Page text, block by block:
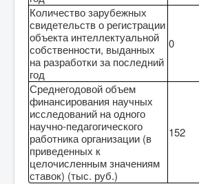
Количество зарубежных
свидетельств о регистрации
объекта интеллектуальной
собственности, выданных
на разработки за последний
год
0
Среднегодовой объем
финансирования научных
исследований на одного
научно-педагогического
работника организации (в
приведенных к
целочисленным значениям
ставок) (тыс. руб.)
152